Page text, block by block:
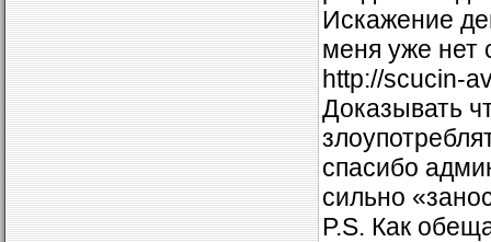
Искажение
меня уже нет
http://scucin-
Доказывать
спасибо
сильно
P.S. Как